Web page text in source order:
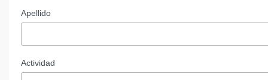
Apellido
Actividad